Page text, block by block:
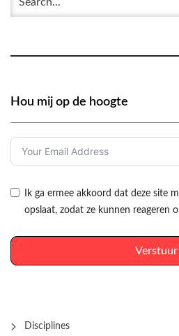
Hou mij op de hoogte
Ik ga ermee akkoord dat deze site
opslaat, zodat ze kunnen reageren
Verstuur
Disciplines